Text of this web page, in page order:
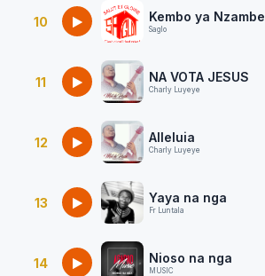
10 Kembo ya Nzambe
Saglo
11 NA VOTA JESUS
Charly Luyeye
12 Alleluia
Charly Luyeye
13 Yaya na nga
Fr Luntala
14 Nioso na nga
MUSIC